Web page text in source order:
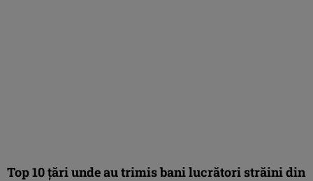
Top 10 țări unde au trimis bani lucrători străini din